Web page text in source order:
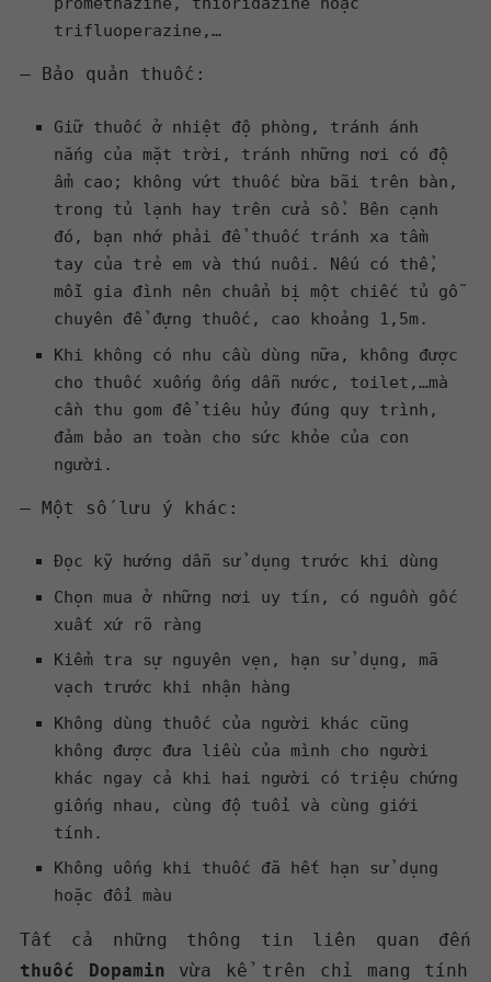
trifluoperazine,…
– Bảo quản thuốc:
Giữ thuốc ở nhiệt độ phòng, tránh ánh
nắng của mặt trời, tránh những nơi có độ
ẩm cao; không vứt thuốc bừa bãi trên bàn,
trong tủ lạnh hay trên cửa sổ. Bên cạnh
đó, bạn nhớ phải để thuốc tránh xa tầm
tay của trẻ em và thú nuôi. Nếu có thể,
mỗi gia đình nên chuẩn bị một chiếc tủ gỗ
chuyên để đựng thuốc, cao khoảng 1,5m.
Khi không có nhu cầu dùng nữa, không được
cho thuốc xuống ống dẫn nước, toilet,…mà
cần thu gom để tiêu hủy đúng quy trình,
đảm bảo an toàn cho sức khỏe của con
người.
– Một số lưu ý khác:
Đọc kỹ hướng dẫn sử dụng trước khi dùng
Chọn mua ở những nơi uy tín, có nguồn gốc
xuất xứ rõ ràng
Kiểm tra sự nguyên vẹn, hạn sử dụng, mã
vạch trước khi nhận hàng
Không dùng thuốc của người khác cũng
không được đưa liều của mình cho người
khác ngay cả khi hai người có triệu chứng
giống nhau, cùng độ tuổi và cùng giới
tính.
Không uống khi thuốc đã hết hạn sử dụng
hoặc đổi màu
Tất cả những thông tin liên quan đến
thuốc Dopamin vừa kể trên chỉ mang tính